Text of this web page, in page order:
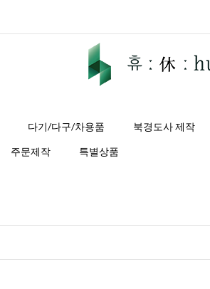
다기/다구/차용품 북경도사 제작
주문제작 특별상품